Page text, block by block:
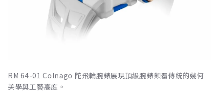
RM 64-01 Colnago 陀飛輪腕錶展現頂級腕錶顛覆傳統的幾何
美學與工藝高度。